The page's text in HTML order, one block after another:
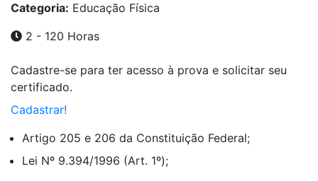
Categoria: Educação Física
2 - 120 Horas
Cadastre-se para ter acesso à prova e solicitar seu
certificado.
Cadastrar!
Artigo 205 e 206 da Constituição Federal;
Lei Nº 9.394/1996 (Art. 1º);